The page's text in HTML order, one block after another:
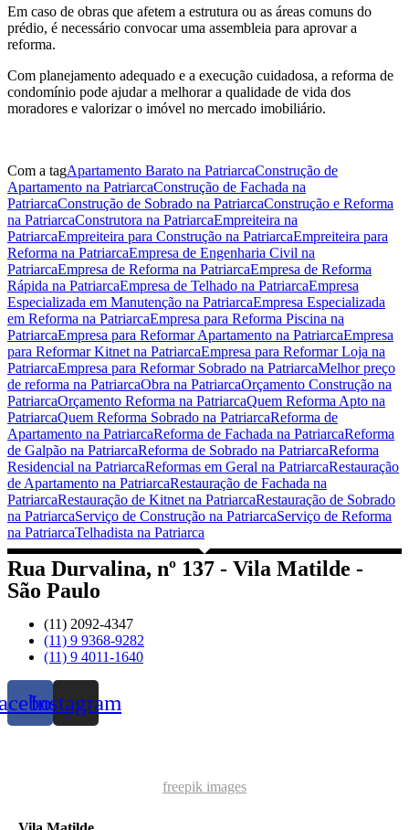
Em caso de obras que afetem a estrutura ou as áreas comuns do
prédio, é necessário convocar uma assembleia para aprovar a
reforma.
Com planejamento adequado e a execução cuidadosa, a reforma de
condomínio pode ajudar a melhorar a qualidade de vida dos
moradores e valorizar o imóvel no mercado imobiliário.
Com a tagApartamento Barato na PatriarcaConstrução de
Apartamento na PatriarcaConstrução de Fachada na
PatriarcaConstrução de Sobrado na PatriarcaConstrução e Reforma
na PatriarcaConstrutora na PatriarcaEmpreiteira na
PatriarcaEmpreiteira para Construção na PatriarcaEmpreiteira para
Reforma na PatriarcaEmpresa de Engenharia Civil na
PatriarcaEmpresa de Reforma na PatriarcaEmpresa de Reforma
Rápida na PatriarcaEmpresa de Telhado na PatriarcaEmpresa
Especializada em Manutenção na PatriarcaEmpresa Especializada
em Reforma na PatriarcaEmpresa para Reforma Piscina na
PatriarcaEmpresa para Reformar Apartamento na PatriarcaEmpresa
para Reformar Kitnet na PatriarcaEmpresa para Reformar Loja na
PatriarcaEmpresa para Reformar Sobrado na PatriarcaMelhor preço
de reforma na PatriarcaObra na PatriarcaOrçamento Construção na
PatriarcaOrçamento Reforma na PatriarcaQuem Reforma Apto na
PatriarcaQuem Reforma Sobrado na PatriarcaReforma de
Apartamento na PatriarcaReforma de Fachada na PatriarcaReforma
de Galpão na PatriarcaReforma de Sobrado na PatriarcaReforma
Residencial na PatriarcaReformas em Geral na PatriarcaRestauração
de Apartamento na PatriarcaRestauração de Fachada na
PatriarcaRestauração de Kitnet na PatriarcaRestauração de Sobrado
na PatriarcaServiço de Construção na PatriarcaServiço de Reforma
na PatriarcaTelhadista na Patriarca
Rua Durvalina, nº 137 - Vila Matilde -
São Paulo
(11) 2092-4347
(11) 9 9368-9282
(11) 9 4011-1640
Instagram
freepik images